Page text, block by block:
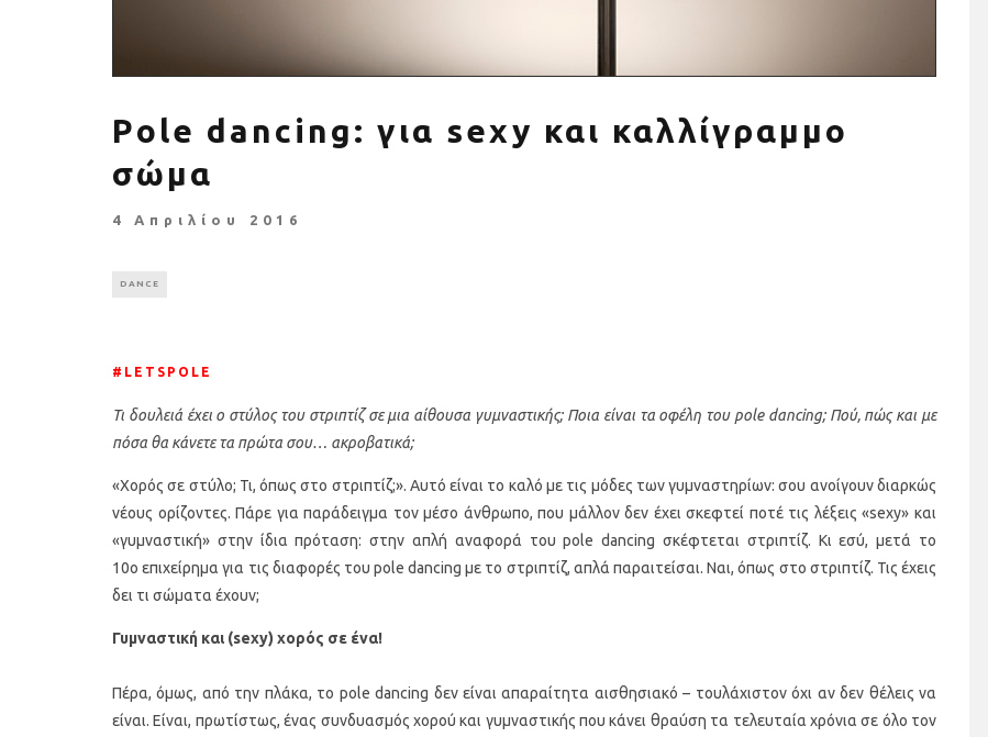
Pole dancing: για sexy και καλλίγραμμο
σώμα
4 Απριλίου 2016
DANCE
#LETSPOLE
Τι δουλειά έχει ο στύλος του στριπτίζ σε μια αίθουσα γυμναστικής; Ποια είναι τα οφέλη του pole dancing; Πού, πώς και με
πόσα θα κάνετε τα πρώτα σου… ακροβατικά;
«Χορός σε στύλο; Τι, όπως στο στριπτίζ;». Αυτό είναι το καλό με τις μόδες των γυμναστηρίων: σου ανοίγουν διαρκώς
νέους ορίζοντες. Πάρε για παράδειγμα τον μέσο άνθρωπο, που μάλλον δεν έχει σκεφτεί ποτέ τις λέξεις «sexy» και
«γυμναστική» στην ίδια πρόταση: στην απλή αναφορά του pole dancing σκέφτεται στριπτίζ. Κι εσύ, μετά το
10ο επιχείρημα για τις διαφορές του pole dancing με το στριπτίζ, απλά παραιτείσαι. Ναι, όπως στο στριπτίζ. Τις έχεις
δει τι σώματα έχουν;
Γυμναστική και (sexy) χορός σε ένα!
Πέρα, όμως, από την πλάκα, το pole dancing δεν είναι απαραίτητα αισθησιακό – τουλάχιστον όχι αν δεν θέλεις να
είναι. Είναι, πρωτίστως, ένας συνδυασμός χορού και γυμναστικής που κάνει θραύση τα τελευταία χρόνια σε όλο τον
με τον ανάπηρο γιο του
να προσέξεις)
στέλνει ένα ηχηρό μήνυμα για
Ημιμαραθώνιο της Αθήνας